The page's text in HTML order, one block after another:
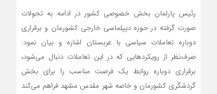
رئیس پارلمان بخش خصوصی کشور در ادامه به تحولات
صورت گرفته در حوزه دیپلماسی خارجی کشورمان و برقراری
دوباره تعاملات سیاسی با عربستان اشاره و بیان نمود:
صرف‌نظر از رویکردهایی که در این تعاملات دنبال می‌شود،
برقراری دوباره روابط یک فرصت مناسب را برای بخش
گردشگری کشورمان و خاصه شهر مقدس مشهد فراهم می‌کند